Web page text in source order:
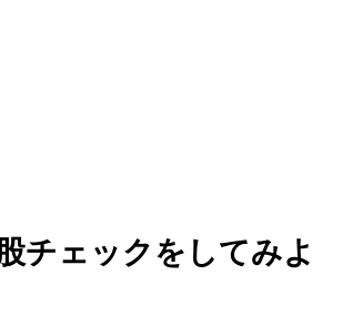
チェックをしてみよ